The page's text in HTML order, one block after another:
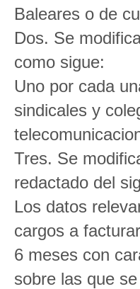
Baleares o de
Dos. Se
como sigue:
Uno por cada
sindicales y
Tres. Se
redactado del
Los datos
cargos a
6 meses con
sobre las que